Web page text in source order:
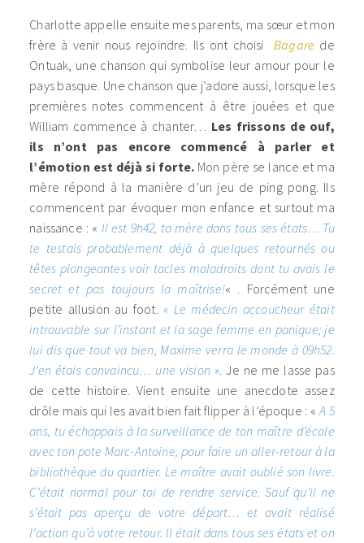
Charlotte appelle ensuite mes parents, ma sœur et mon
frère à venir nous rejoindre. Ils ont choisiBagare de
Ontuak, une chanson qui symbolise leur amour pour le
pays basque. Une chanson que j’adore aussi, lorsque les
premières notes commencent à être jouées et que
William commence à chanter… Les frissons de ouf,
ils n’ont pas encore commencé à parler et
l’émotion est déjà si forte. Mon père se lance et ma
mère répond à la manière d’un jeu de ping pong. Ils
commencent par évoquer mon enfance et surtout ma
naissance : « Il est 9h42, ta mère dans tous ses états… Tu
te testais probablement déjà à quelques retournés ou
têtes plongeantes voir tacles maladroits dont tu avais le
secret et pas toujours la maîtrise!« . Forcément une
petite allusion au foot.« Le médecin accoucheur était
introuvable sur l’instant et la sage femme en panique; je
lui dis que tout va bien, Maxime verra le monde à 09h52.
J’en étais convaincu… une vision » . Je ne me lasse pas
de cette histoire. Vient ensuite une anecdote assez
drôle mais qui les avait bien fait flipper à l’époque : « A 5
ans, tu échappais à la surveillance de ton maître d’école
avec ton pote Marc-Antoine, pour faire un aller-retour à la
bibliothèque du quartier. Le maître avait oublié son livre.
C’était normal pour toi de rendre service. Sauf qu’il ne
s’était pas aperçu de votre départ… et avait réalisé
l’action qu’à votre retour. Il était dans tous ses états et on